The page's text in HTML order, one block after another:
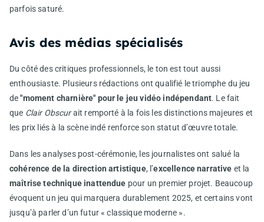
parfois saturé.
Avis des médias spécialisés
Du côté des critiques professionnels, le ton est tout aussi
enthousiaste. Plusieurs rédactions ont qualifié le triomphe du jeu
de"moment charnière" pour le jeu vidéo indépendant. Le fait
que Clair Obscurait remporté à la fois les distinctions majeures et
les prix liés à la scène indé renforce son statut d’œuvre totale.
Dans les analyses post-cérémonie, les journalistes ont salué la
cohérence de la direction artistique, l’excellence narrative et la
maîtrise technique inattendue pour un premier projet. Beaucoup
évoquent un jeu qui marquera durablement 2025, et certains vont
jusqu’à parler d’un futur « classique moderne ».